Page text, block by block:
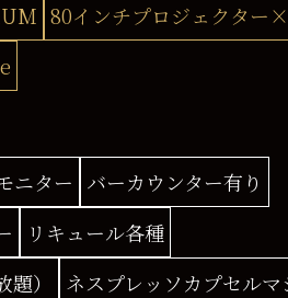
80インチプロジェクター
ニター バーカウンター有り
リキュール各種
）
ネスプレッソカプセルマ